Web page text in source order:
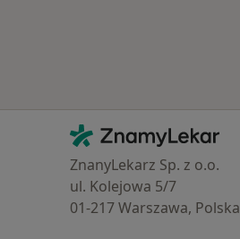
Kontakt
ZnamyLekar - Hlavní stránka
ZnanyLekarz Sp. z o.o.
ul. Kolejowa 5/7
01-217 Warszawa, Polska